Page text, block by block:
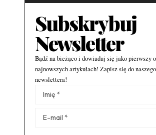
Subskrybuj
Newsletter
Bądź na bieżąco i dowiaduj się jako pierwszy
najnowszych artykułach! Zapisz się do naszego
newslettera!
Alternative: